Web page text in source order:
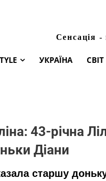
Сенсація -
УКРАЇНА СВІТ
43-річна
Діани
старшу